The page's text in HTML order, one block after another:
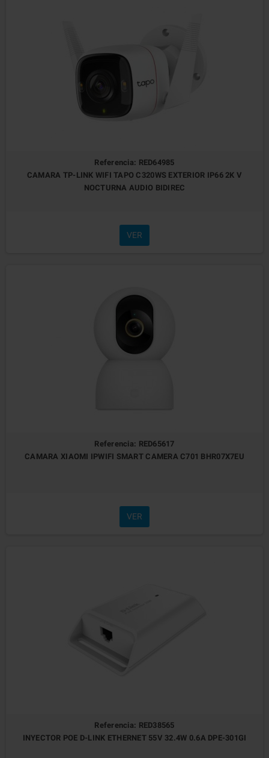
Referencia: RED64985
CAMARA TP-LINK WIFI TAPO C320WS EXTERIOR IP66 2K V
NOCTURNA AUDIO BIDIREC
VER
Referencia: RED65617
CAMARA XIAOMI IPWIFI SMART CAMERA C701 BHR07X7EU
VER
Referencia: RED38565
INYECTOR POE D-LINK ETHERNET 55V 32.4W 0.6A DPE-301GI